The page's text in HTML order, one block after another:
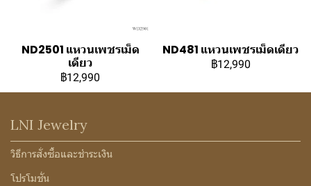
ND2501 แหวนเพชรเม็ด
เดียว
฿12,990
ND481 แหวนเพชรเม็ดเดียว
฿12,990
LNI Jewelry
วิธีการสั่งซื้อและชำระเงิน
โปรโมชั่น